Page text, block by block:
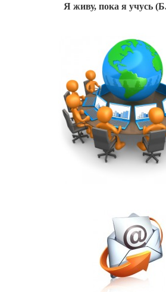
Я живу, пока я учусь